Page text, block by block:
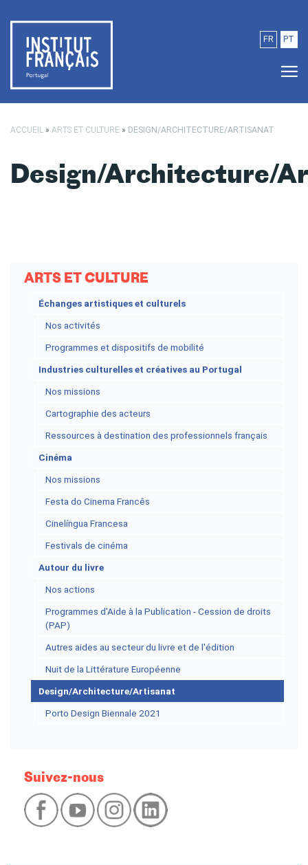
FR PT
ACCUEIL » ARTS ET CULTURE » DESIGN/ARCHITECTURE/ARTISANAT
Design/Architecture/
ARTS ET CULTURE
Échanges artistiques et culturels
Nos activités
Programmes et dispositifs de mobilité
Industries culturelles et créatives au Portugal
Nos missions
Cartographie des acteurs
Ressources à destination des professionnels français
Cinéma
Nos missions
Festa do Cinema Francês
Cinelíngua Francesa
Festivals de cinéma
Autour du livre
Nos actions
Programmes d'Aide à la Publication - Cession de droits
(PAP)
Autres aides au secteur du livre et de l'édition
Nuit de la Littérature Européenne
Design/Architecture/Artisanat
Porto Design Biennale 2021
Suivez-nous